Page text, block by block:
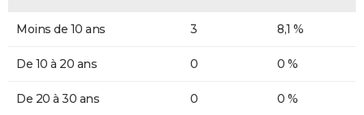
Moins de 10 ans 3 8,1 %
De 10 à 20 ans 0 0 %
De 20 à 30 ans 0 0 %